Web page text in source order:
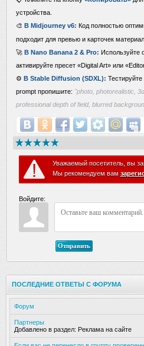
устройства.
🎨 В Midjourney v6: Код полностью
подходит для превью и карточек
🚀 В Nano Banana 2 & Pro: Используйте
активируйте пресет «Digital Art» или
⚙️ В Stable Diffusion (SDXL):
prompt пропишите: "photo, photorealistic,
professional depth of field, blurred
Уважаемый посетитель, вы
Мы рекомендуем вам
Войдите:
Отправить
ПОСЛЕДНИЕ ОТВЕТЫ С ФОРУМА
Форум
Партнеры
Добавлено в раздел: Реклама на сайте